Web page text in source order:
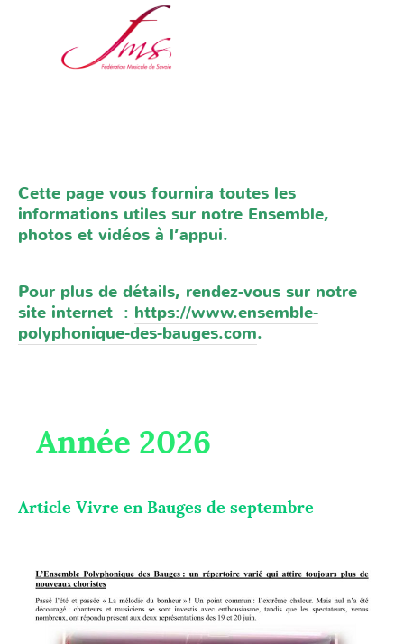
Cette page vous fournira toutes les
informations utiles sur notre Ensemble,
photos et vidéos à l’appui.
Pour plus de détails, rendez-vous sur notre
site internet : https://www.ensemble-
polyphonique-des-bauges.com.
Année 2026
Article Vivre en Bauges de septembre